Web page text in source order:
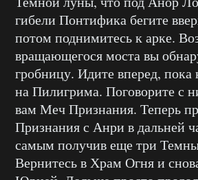
гибели Понтифика бегите
потом поднимитесь к арке.
вращающегося моста вы
гробницу. Идите вперед, пока
на Пилигрима. Поговорите с
вам Меч Признания. Теперь
Признания с Анри в дальней
самым получив еще три
Вернитесь в Храм Огня и